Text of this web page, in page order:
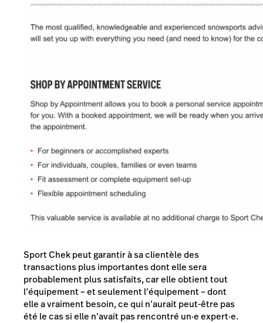
Sport Chek peut garantir à sa clientèle des
transactions plus importantes dont elle sera
probablement plus satisfaits, car elle obtient tout
l’équipement – et seulement l’équipement – dont
elle a vraiment besoin, ce qui n’aurait peut-être pas
été le cas si elle n’avait pas rencontré un·e expert·e.